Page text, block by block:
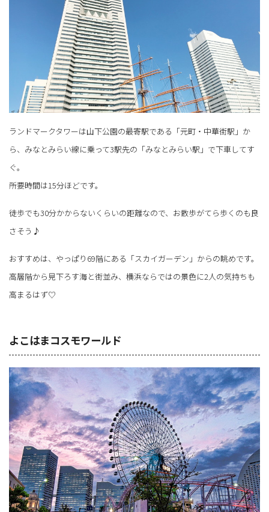
ランドマークタワーは山下公園の最寄駅である「元町・中華街駅」か
ら、みなとみらい線に乗って3駅先の「みなとみらい駅」で下車してす
ぐ。
所要時間は15分ほどです。
徒歩でも30分かからないくらいの距離なので、お散歩がてら歩くのも良
さそう♪
おすすめは、やっぱり69階にある「スカイガーデン」からの眺めです。
高層階から見下ろす海と街並み、横浜ならではの景色に2人の気持ちも
高まるはず♡
よこはまコスモワールド